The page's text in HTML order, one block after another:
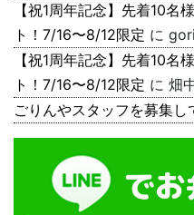
【祝1周年記念】先着10名
ト！7/16〜8/12限定 に
【祝1周年記念】先着10名
ト！7/16〜8/12限定 に 畑
ごりんやスタッフを募集し